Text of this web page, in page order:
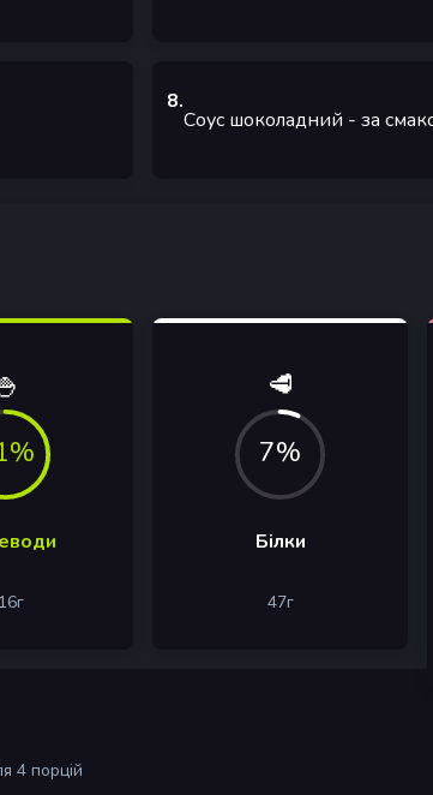
8.
Соус шоколадний - за
г
🥩
7%
Білки
47г
4 порцій